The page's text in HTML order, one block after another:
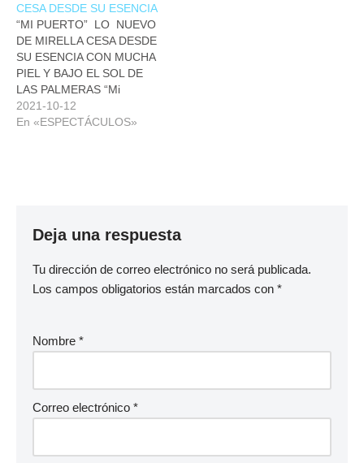
CESA DESDE SU ESENCIA
“MI PUERTO” LO NUEVO
DE MIRELLA CESA DESDE
SU ESENCIA CON MUCHA
PIEL Y BAJO EL SOL DE
LAS PALMERAS “Mi
Puerto'' es un sencillo, con
un diseño sonoro costeño,
2021-10-12
En «ESPECTÁCULOS»
Deja una respuesta
Tu dirección de correo electrónico no será publicada.
Los campos obligatorios están marcados con *
Nombre *
Correo electrónico *